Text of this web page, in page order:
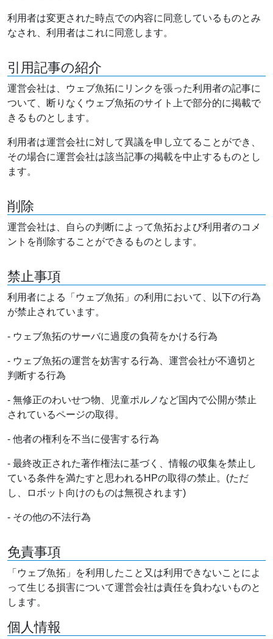
利用者は変更された時点での内容に同意しているものとみ
なされ、利用者はこれに同意します。
引用記事の紹介
運営会社は、ウェブ魚拓にリンクを張った利用者の記事に
ついて、断りなくウェブ魚拓のサイト上で部分的に掲載で
きるものとします。
利用者は運営会社に対して異議を申し立てることができ、
その場合に運営会社は該当記事の掲載を中止するものとし
ます。
削除
運営会社は、自らの判断によって魚拓および利用者のコメ
ントを削除することができるものとします。
禁止事項
利用者による「ウェブ魚拓」の利用において、以下の行為
が禁止されています。
- ウェブ魚拓のサーバに過度の負荷をかける行為
- ウェブ魚拓の運営を妨害する行為、運営会社が不適切と
判断する行為
- 無修正のわいせつ物、児童ポルノなど国内で公開が禁止
されているページの取得。
- 他者の権利を不当に侵害する行為
- 最終改正された著作権法に基づく、情報の収集を禁止し
ている条件を満たすと思われるHPの取得の禁止。(ただ
し、ロボット向けのものは無視されます)
- その他の不法行為
免責事項
「ウェブ魚拓」を利用したこと又は利用できないことによ
って生じる損害について運営会社は責任を負わないものと
します。
個人情報